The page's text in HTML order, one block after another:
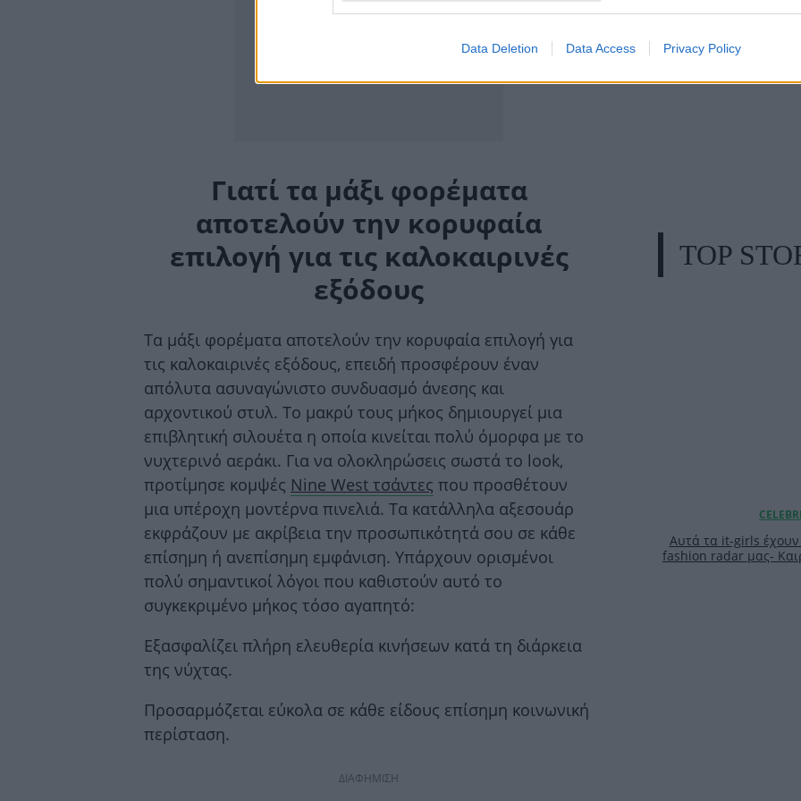
Data Deletion Data Access Privacy Policy
Γιατί τα μάξι φορέματα
αποτελούν την κορυφαία
επιλογή για τις καλοκαιρινές
εξόδους
Τα μάξι φορέματα αποτελούν την κορυφαία επιλογή για
τις καλοκαιρινές εξόδους, επειδή προσφέρουν έναν
απόλυτα ασυναγώνιστο συνδυασμό άνεσης και
αρχοντικού στυλ. Το μακρύ τους μήκος δημιουργεί μια
επιβλητική σιλουέτα η οποία κινείται πολύ όμορφα με το
νυχτερινό αεράκι. Για να ολοκληρώσεις σωστά το look,
προτίμησε κομψές Nine West τσάντες που προσθέτουν
μια υπέροχη μοντέρνα πινελιά. Τα κατάλληλα αξεσουάρ
εκφράζουν με ακρίβεια την προσωπικότητά σου σε κάθε
επίσημη ή ανεπίσημη εμφάνιση. Υπάρχουν ορισμένοι
πολύ σημαντικοί λόγοι που καθιστούν αυτό το
συγκεκριμένο μήκος τόσο αγαπητό:
Εξασφαλίζει πλήρη ελευθερία κινήσεων κατά τη διάρκεια
της νύχτας.
Προσαρμόζεται εύκολα σε κάθε είδους επίσημη κοινωνική
περίσταση.
ΔΙΑΦΗΜΙΣΗ
TOP
Αυτά τα it-girls έχουν
fashion radar μας-